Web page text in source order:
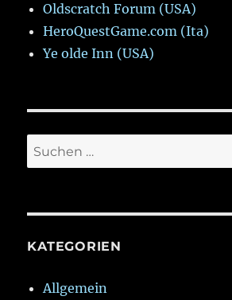
Oldscratch Forum (USA)
HeroQuestGame.com (Ita)
Ye olde Inn (USA)
Suchen
nach:
KATEGORIEN
Allgemein